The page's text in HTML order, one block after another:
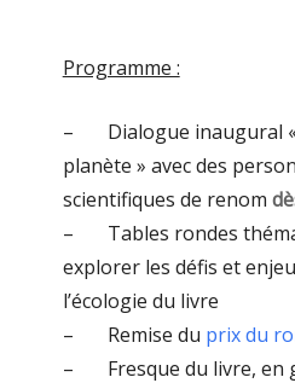
Programme :
– Dialogue inaugural
planète » avec des
scientifiques de renom
– Tables rondes
explorer les défis et
l’écologie du livre
– Remise du prix du
– Fresque du livre, en